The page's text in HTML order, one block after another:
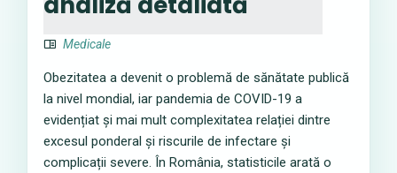
Medicale
Obezitatea a devenit o problemă de sănătate publică
la nivel mondial, iar pandemia de COVID-19 a
evidențiat și mai mult complexitatea relației dintre
excesul ponderal și riscurile de infectare și
complicații severe. În România, statisticile arată o